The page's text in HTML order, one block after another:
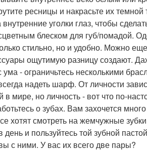
ресницы и накрасьте их
уголки глаз, чтобы
блеском для губ/помадой.
стильно, но и удобно. Можно
ощутимую разницу создают.
- ограничьтесь несколькими
надеть шарф. От личности
мире, но личность - вот что по-
о зубах. Вам захочется
хотят смотреть на жемчужные
и пользуйтесь той зубной
с ними. У вас их всего две пары?